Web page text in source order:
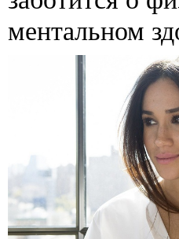
ментальном